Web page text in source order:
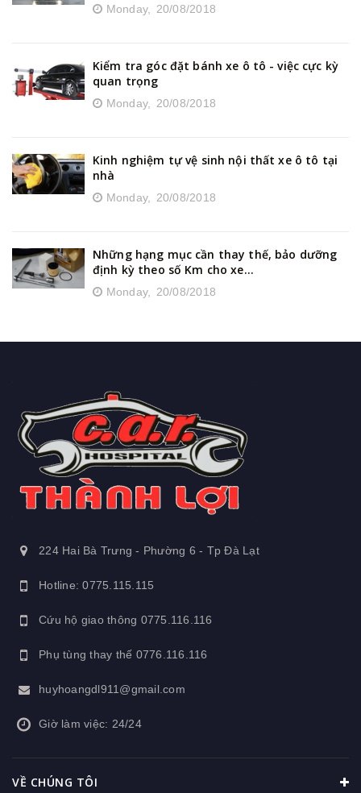
Monday, 20/08/2018
Kiểm tra góc đặt bánh xe ô tô - việc cực kỳ
quan trọng
Monday, 20/08/2018
Kinh nghiệm tự vệ sinh nội thất xe ô tô tại
nhà
Monday, 20/08/2018
Những hạng mục cần thay thế, bảo dưỡng
định kỳ theo số Km cho xe...
Monday, 20/08/2018
224 Hai Bà Trưng - Phường 6 - Tp Đà Lạt
Hotline: 0775.115.115
Cứu hộ giao thông 0775.116.116
Phụ tùng thay thế 0776.116.116
huyhoangdl911@gmail.com
Giờ làm việc: 24/24
VỀ CHÚNG TÔI